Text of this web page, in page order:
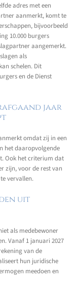
adres met een
aanmerkt, komt te
bijvoorbeeld
10.000 burgers
aangemerkt.
als
schelen. Dit
en de Dienst
jaar
omdat zij in een
het daaropvolgende
Ook het criterium dat
zijn, voor de rest van
vervallen.
uit
als medebewoner
Vanaf 1 januari 2027
van de
hun juridische
meedoen en